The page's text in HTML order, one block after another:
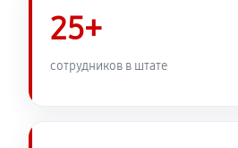
Замена термопленки МФУ Canon
MF655Cdw
1980 руб
25+
сотрудников в штате